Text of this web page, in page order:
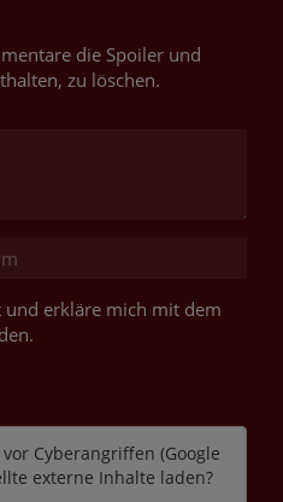
die Spoiler und
zu löschen.
und erkläre mich mit dem
vor Cyberangriffen (Google
externe Inhalte laden?